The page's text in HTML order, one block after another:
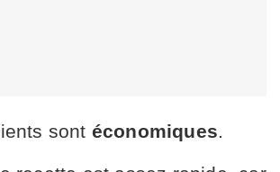
sont économiques